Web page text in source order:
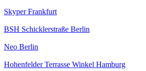
Skyper Frankfurt
BSH Schicklerstraße Berlin
Neo Berlin
Hohenfelder Terrasse Winkel Hamburg